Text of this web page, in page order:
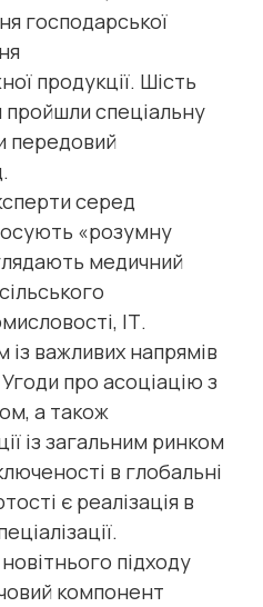
господарської
продукції. Шість
пройшли спеціальну
передовий
серед
«розумну
медичний
ІТ.
важливих напрямів
про асоціацію з
а також
із загальним ринком
в глобальні
є реалізація в
підходу
компонент